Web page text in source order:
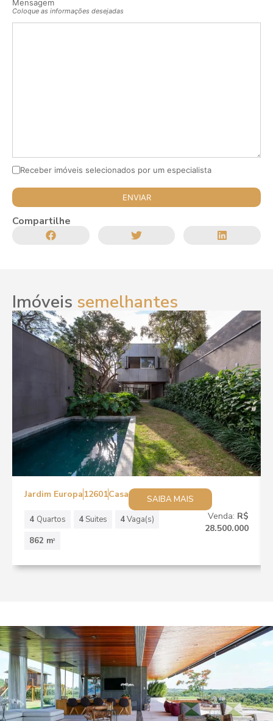
Mensagem
Coloque as informações desejadas
Receber imóveis selecionados por um especialista
Compartilhe
Imóveis semelhantes
Jardim Europa 12601Casa
SAIBA MAIS
4 Quartos 4 Suites 4Vaga(s)
862 m2
Venda: R$
28.500.000